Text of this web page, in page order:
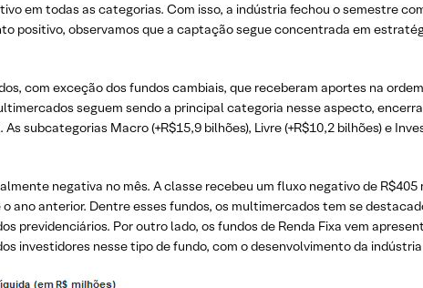
em todas as categorias. Com isso, a indústria fechou o semestre
positivo, observamos que a captação segue concentrada em
com exceção dos fundos cambiais, que receberam aportes na
seguem sendo a principal categoria nesse aspecto,
subcategorias Macro (+R$15,9 bilhões), Livre (+R$10,2 bilhões) e
negativa no mês. A classe recebeu um fluxo negativo de R$405
anterior. Dentre esses fundos, os multimercados tem se
Por outro lado, os fundos de Renda Fixa vem
investidores nesse tipo de fundo, com o desenvolvimento da